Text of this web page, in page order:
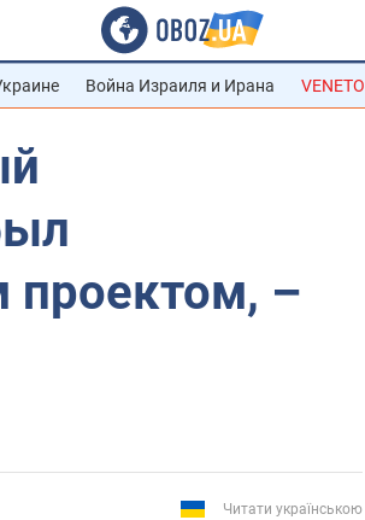
Война Израиля и Ирана VENETO
проектом, –
Читати українською